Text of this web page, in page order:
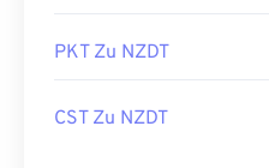
PKT Zu NZDT
CST Zu NZDT